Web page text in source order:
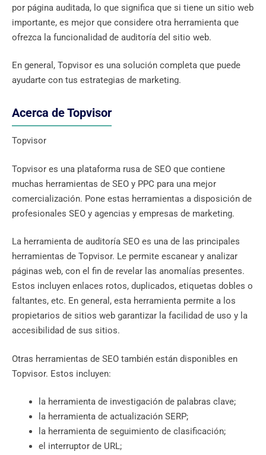
por página auditada, lo que significa que si tiene un sitio web
importante, es mejor que considere otra herramienta que
ofrezca la funcionalidad de auditoría del sitio web.
En general, Topvisor es una solución completa que puede
ayudarte con tus estrategias de marketing.
Acerca de Topvisor
Topvisor
Topvisor es una plataforma rusa de SEO que contiene
muchas herramientas de SEO y PPC para una mejor
comercialización. Pone estas herramientas a disposición de
profesionales SEO y agencias y empresas de marketing.
La herramienta de auditoría SEO es una de las principales
herramientas de Topvisor. Le permite escanear y analizar
páginas web, con el fin de revelar las anomalías presentes.
Estos incluyen enlaces rotos, duplicados, etiquetas dobles o
faltantes, etc. En general, esta herramienta permite a los
propietarios de sitios web garantizar la facilidad de uso y la
accesibilidad de sus sitios.
Otras herramientas de SEO también están disponibles en
Topvisor. Estos incluyen:
la herramienta de investigación de palabras clave;
la herramienta de actualización SERP;
la herramienta de seguimiento de clasificación;
el interruptor de URL;